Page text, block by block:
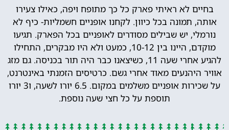
בחיים לא ראיתי פארק כל כך מתופח ויפה, כאילו צעירו
אותה, תמונה בכל כיוון. לקחנו אופניים חשמליות- כיף לא
נורמלי, יש שבילים מסודרים לאופניים בכל הפארק. תגיעו
מוקדם, היינו בין 10-12, כמעט ולא היו מבקרים, התחילו
להגיע אחרי שעה 11, כשיצאנו כבר היה תור בכניסה. גם מזג
אוויר היהנעים מאוד אחרי גשם. כרטיסים הזמנתי באינטרנט,
על שכירות אופניים משלמים במקום. 6.5 יורו לשעה, ו3 יורו
תוספת על כל חצי שעה נוספת.